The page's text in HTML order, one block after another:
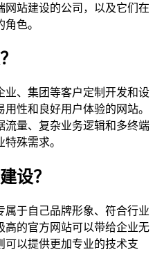
站建设的公司，以及它们在
色。
业、集团等客户定制开发和设
性和良好用户体验的网站。
流量、复杂业务逻辑和多终端
殊需求。
设？
属于自己品牌形象、符合行业
高的官方网站可以带给企业无
可以提供更加专业的技术支